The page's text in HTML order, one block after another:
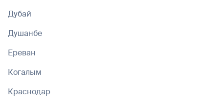
Дубай
Душанбе
Ереван
Когалым
Краснодар